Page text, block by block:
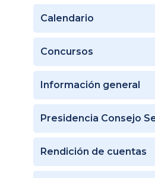
Calendario
Concursos
Información general
Presidencia Consejo
Rendición de cuentas